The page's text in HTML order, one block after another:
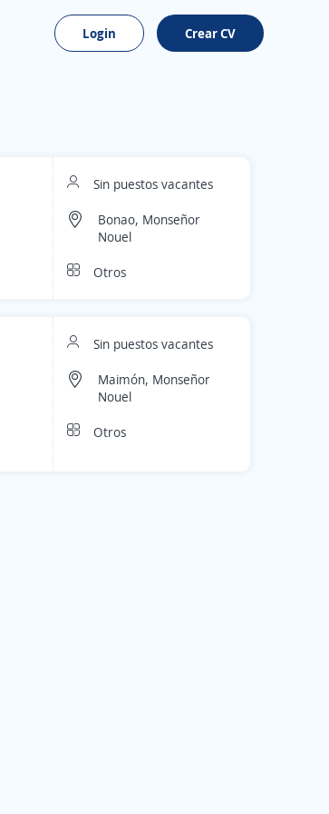
Login Crear CV
Sin puestos vacantes
Bonao, Monseñor
Nouel
Otros
Sin puestos vacantes
Maimón, Monseñor
Nouel
Otros